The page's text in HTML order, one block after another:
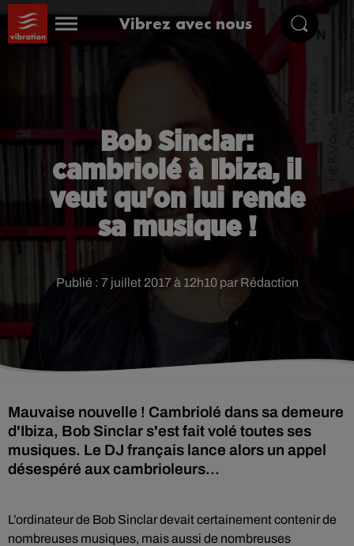
Vibrez avec nous
Bob Sinclar:
cambriolé à Ibiza, il
veut qu'on lui rende
sa musique !
Publié : 7 juillet 2017 à 12h10 par Rédaction
Mauvaise nouvelle ! Cambriolé dans sa demeure
d'Ibiza, Bob Sinclar s'est fait volé toutes ses
musiques. Le DJ français lance alors un appel
désespéré aux cambrioleurs...
L’ordinateur de Bob Sinclar devait certainement contenir de
nombreuses musiques, mais aussi de nombreuses